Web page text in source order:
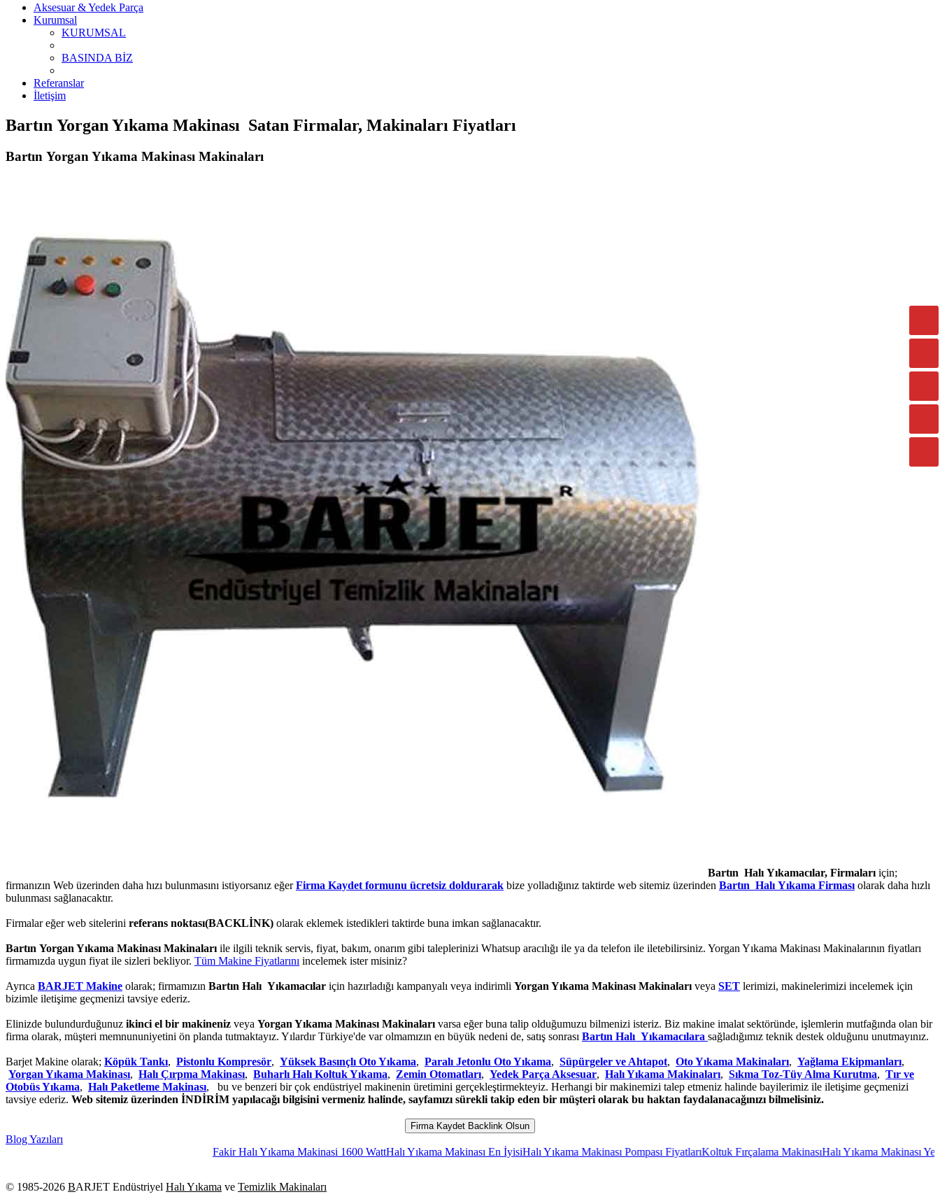
Aksesuar & Yedek Parça
Kurumsal
KURUMSAL
BASINDA BİZ
Referanslar
İletişim
Bartın Yorgan Yıkama Makinası Satan Firmalar, Makinaları Fiyatları
Bartın Yorgan Yıkama Makinası Makinaları
Bartın Halı Yıkamacılar, Firmalarıiçin;
firmanızın Web üzerinden daha hızı bulunmasını istiyorsanız eğerFirma Kaydet formunu ücretsiz doldurarak bize yolladığınız taktirde web sitemiz üzerinden Bartın Halı Yıkama Firmasıolarak daha hızlı
bulunması sağlanacaktır.
Firmalar eğer web sitelerini referans noktası(BACKLİNK) olarak eklemek istedikleri taktirde buna imkan sağlanacaktır.
Bartın Yorgan Yıkama Makinası Makinalarıile ilgili teknik servis, fiyat, bakım, onarım gibi taleplerinizi Whatsup aracılığı ile ya da telefon ile iletebilirsiniz. Yorgan Yıkama Makinası Makinalarının fiyatları
firmamızda uygun fiyat ile sizleri bekliyor. Tüm Makine Fiyatlarını incelemek ister misiniz?
Ayrıca BARJET Makine olarak; firmamızın Bartın Halı Yıkamacılar için hazırladığı kampanyalı veya indirimli Yorgan Yıkama Makinası Makinalarıveya SET lerimizi, makinelerimizi incelemek için
bizimle iletişime geçmenizi tavsiye ederiz.
Elinizde bulundurduğunuz ikinci el bir makineniz veya Yorgan Yıkama Makinası Makinalarıvarsa eğer buna talip olduğumuzu bilmenizi isteriz. Biz makine imalat sektöründe, işlemlerin mutfağında olan bir
firma olarak, müşteri memnununiyetini ön planda tutmaktayız. Yılardır Türkiye'de var olmamızın en büyük nedeni de, satış sonrası Bartın Halı Yıkamacılara sağladığımız teknik destek olduğunu unutmayınız.
Barjet Makine olarak; Köpük Tankı, Pistonlu Kompresör, Yüksek Basınçlı Oto Yıkama, Paralı Jetonlu Oto Yıkama, Süpürgeler ve Ahtapot, Oto Yıkama Makinaları, Yağlama Ekipmanları,
Yorgan Yıkama Makinası, Halı Çırpma Makinası, Buharlı Halı Koltuk Yıkama, Zemin Otomatları, Yedek Parça Aksesuar, Halı Yıkama Makinaları, Sıkma Toz-Tüy Alma Kurutma, Tır ve
Otobüs Yıkama, Halı Paketleme Makinası, bu ve benzeri bir çok endüstriyel makinenin üretimini gerçekleştirmekteyiz. Herhangi bir makinemizi talep etmeniz halinde bayilerimiz ile iletişime geçmenizi
tavsiye ederiz. Web sitemiz üzerinden İNDİRİM yapılacağı bilgisini vermeniz halinde, sayfamızı sürekli takip eden bir müşteri olarak bu haktan faydalanacağınızı bilmelisiniz.
Firma Kaydet Backlink Olsun
Blog Yazıları
Fakir Halı Yıkama Makinasi 1600 WattHalı Yıkama Makinası En İyisiHalı Yıkama Makinası Pompası FiyatlarıKoltuk Fırçalama MakinasıHalı Yıkama Makinası Yedek ParçaHalı
© 1985-2026 BARJET Endüstriyel Halı Yıkama ve Temizlik Makinaları